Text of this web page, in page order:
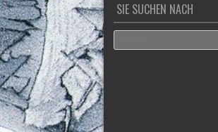
SIE SUCHEN NACH